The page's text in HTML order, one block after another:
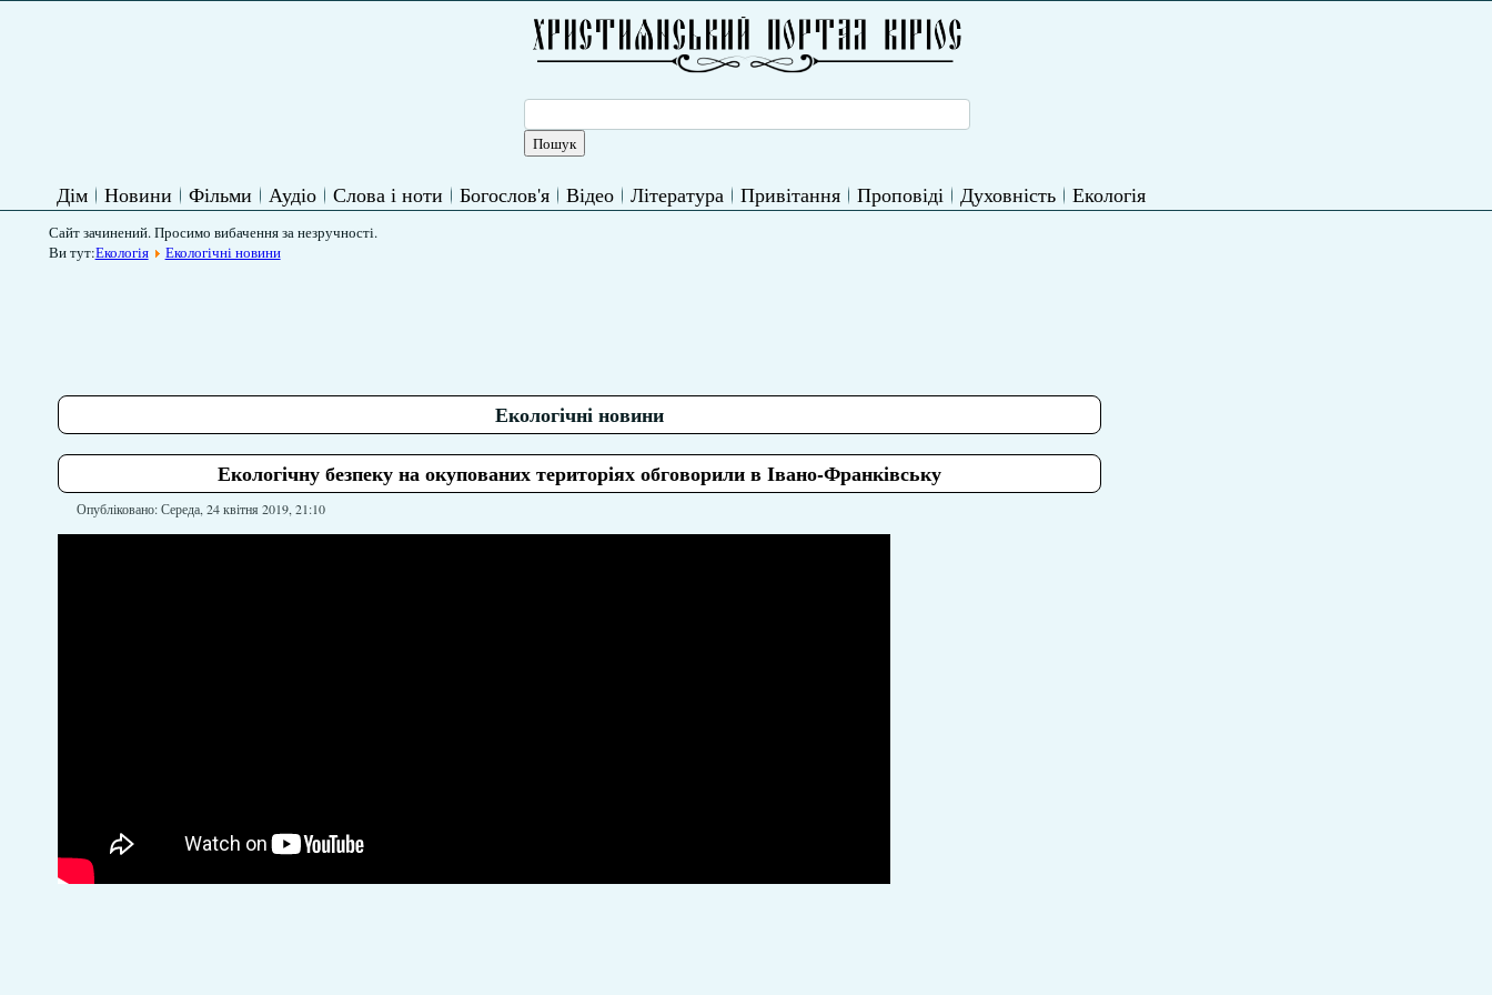
Дім Новини Фільми Аудіо Слова і ноти Богослов'я Відео Література Привітання Проповіді Духовність Екологія
Сайт зачинений. Просимо вибачення за незручності.
Ви тут:Екологія Екологічні новини
Екологічні новини
Екологічну безпеку на окупованих територіях обговорили в Івано-Франківську
Опубліковано: Середа, 24 квітня 2019, 21:10